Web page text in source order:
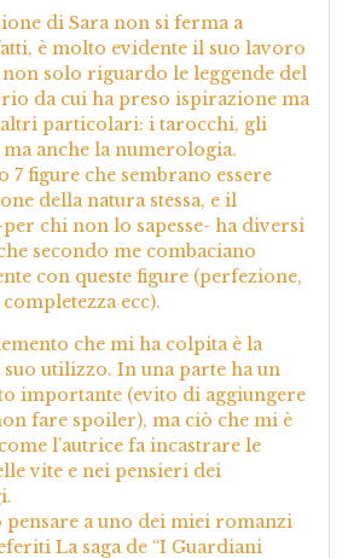
di Sara non si ferma a
è molto evidente il suo lavoro
solo riguardo le leggende del
da cui ha preso ispirazione ma
altri particolari: i tarocchi, gli
anche la numerologia.
7 figure che sembrano essere
della natura stessa, e il
chi non lo sapesse- ha diversi
secondo me combaciano
con queste figure (perfezione,
ecc).
che mi ha colpita è la
suo utilizzo. In una parte ha un
importante (evito di aggiungere
fare spoiler), ma ciò che mi è
l’autrice fa incastrare le
vite e nei pensieri dei
pensare a uno dei miei romanzi
La saga de “I Guardiani